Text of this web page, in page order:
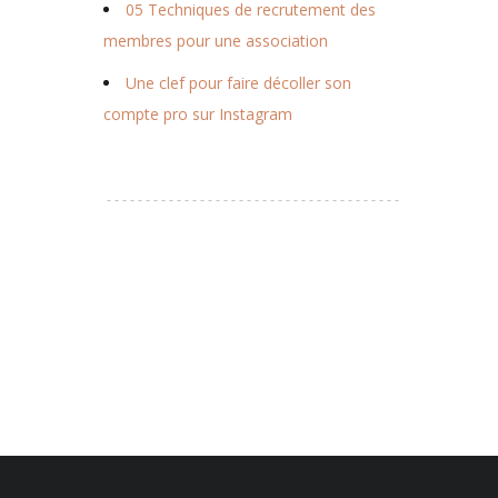
05 Techniques de recrutement des
membres pour une association
Une clef pour faire décoller son
compte pro sur Instagram